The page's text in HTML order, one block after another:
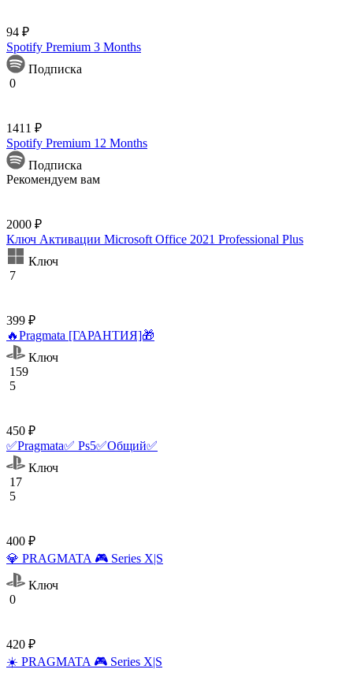
94 ₽
Spotify Premium 3 Months
Подписка
0
1411 ₽
Spotify Premium 12 Months
Подписка
Рекомендуем вам
2000 ₽
Ключ Активации Microsoft Office 2021 Professional Plus
Ключ
7
399 ₽
🔥Pragmata [ГАРАНТИЯ]🎁
Ключ
159
5
450 ₽
✅Pragmata✅ Ps5✅Общий✅
Ключ
17
5
400 ₽
💎 PRAGMATA 🎮 Series X|S
Ключ
0
420 ₽
☀️ PRAGMATA 🎮 Series X|S